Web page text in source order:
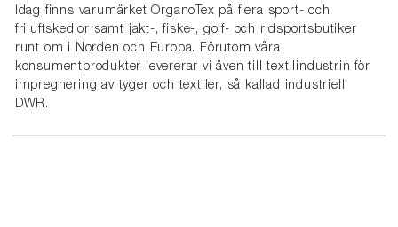
Idag finns varumärket OrganoTex på flera sport- och
friluftskedjor samt jakt-, fiske-, golf- och ridsportsbutiker
runt om i Norden och Europa. Förutom våra
konsumentprodukter levererar vi även till textilindustrin för
impregnering av tyger och textiler, så kallad industriell
DWR.